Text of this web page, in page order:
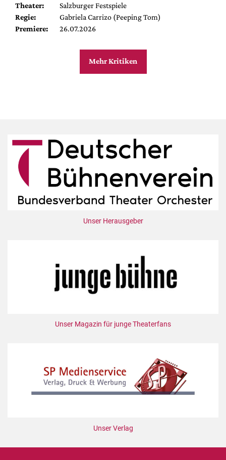
Theater:
Salzburger Festspiele
Regie:
Gabriela Carrizo (Peeping Tom)
Premiere:
26.07.2026
Mehr Kritiken
Unser Herausgeber
Unser Magazin für junge Theaterfans
Unser Verlag